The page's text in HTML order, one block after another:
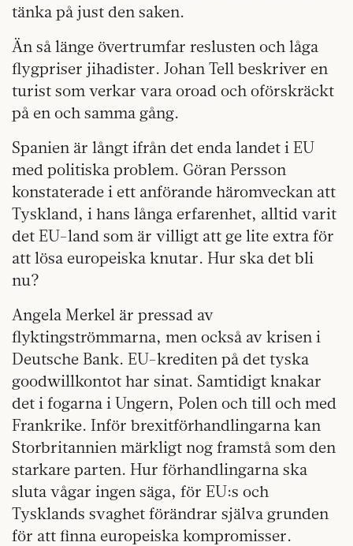
tänka på just den saken.
Än så länge övertrumfar reslusten och låga
flygpriser jihadister. Johan Tell beskriver en
turist som verkar vara oroad och oförskräckt
på en och samma gång.
Spanien är långt ifrån det enda landet i EU
med politiska problem. Göran Persson
konstaterade i ett anförande häromveckan att
Tyskland, i hans långa erfarenhet, alltid varit
det EU-land som är villigt att ge lite extra för
att lösa europeiska knutar. Hur ska det bli
nu?
Angela Merkel är pressad av
flyktingströmmarna, men också av krisen i
Deutsche Bank. EU-krediten på det tyska
goodwillkontot har sinat. Samtidigt knakar
det i fogarna i Ungern, Polen och till och med
Frankrike. Inför brexitförhandlingarna kan
Storbritannien märkligt nog framstå som den
starkare parten. Hur förhandlingarna ska
sluta vågar ingen säga, för EU:s och
Tysklands svaghet förändrar själva grunden
för att finna europeiska kompromisser.